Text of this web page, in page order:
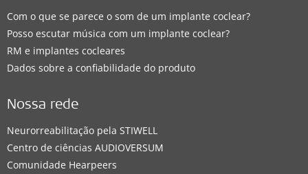
Com o que se parece o som de um implante coclear?
Posso escutar música com um implante coclear?
RM e implantes cocleares
Dados sobre a confiabilidade do produto
Nossa rede
Neurorreabilitação pela STIWELL
Centro de ciências AUDIOVERSUM
Comunidade Hearpeers